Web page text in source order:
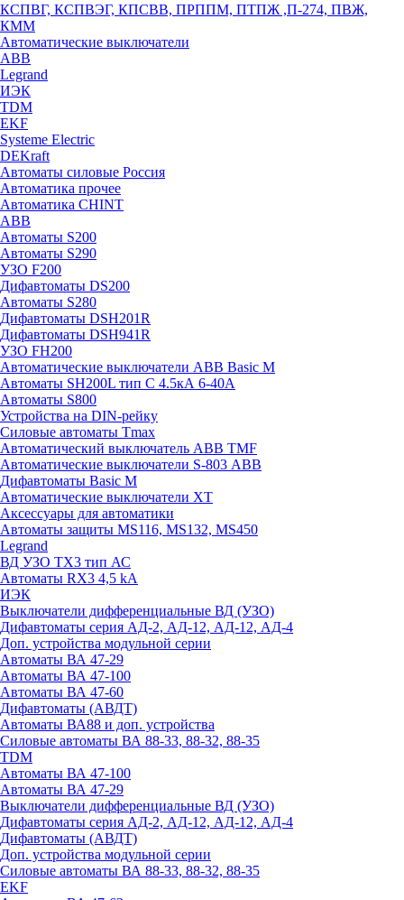
КСПВГ, КСПВЭГ, КПСВВ, ПРППМ, ПТПЖ ,П-274, ПВЖ,
КММ
Автоматические выключатели
ABB
Legrand
ИЭК
TDM
EKF
Systeme Electric
DEKraft
Автоматы силовые Россия
Автоматика прочее
Автоматика CHINT
ABB
Автоматы S200
Автоматы S290
УЗО F200
Дифавтоматы DS200
Автоматы S280
Дифавтоматы DSH201R
Дифавтоматы DSH941R
УЗО FH200
Автоматические выключатели ABB Basic M
Автоматы SH200L тип С 4.5кА 6-40А
Автоматы S800
Устройства на DIN-рейку
Силовые автоматы Tmax
Автоматический выключатель ABB TMF
Автоматические выключатели S-803 АВВ
Дифавтоматы Basic M
Автоматические выключатели XT
Аксессуары для автоматики
Автоматы защиты MS116, MS132, MS450
Legrand
ВД УЗО TX3 тип АС
Автоматы RX3 4,5 kA
ИЭК
Выключатели дифференциальные ВД (УЗО)
Дифавтоматы серия АД-2, АД-12, АД-12, АД-4
Доп. устройства модульной серии
Автоматы ВА 47-29
Автоматы ВА 47-100
Автоматы ВА 47-60
Дифавтоматы (АВДТ)
Автоматы ВА88 и доп. устройства
Силовые автоматы ВА 88-33, 88-32, 88-35
TDM
Автоматы ВА 47-100
Автоматы ВА 47-29
Выключатели дифференциальные ВД (УЗО)
Дифавтоматы серия АД-2, АД-12, АД-12, АД-4
Дифавтоматы (АВДТ)
Доп. устройства модульной серии
Силовые автоматы ВА 88-33, 88-32, 88-35
EKF